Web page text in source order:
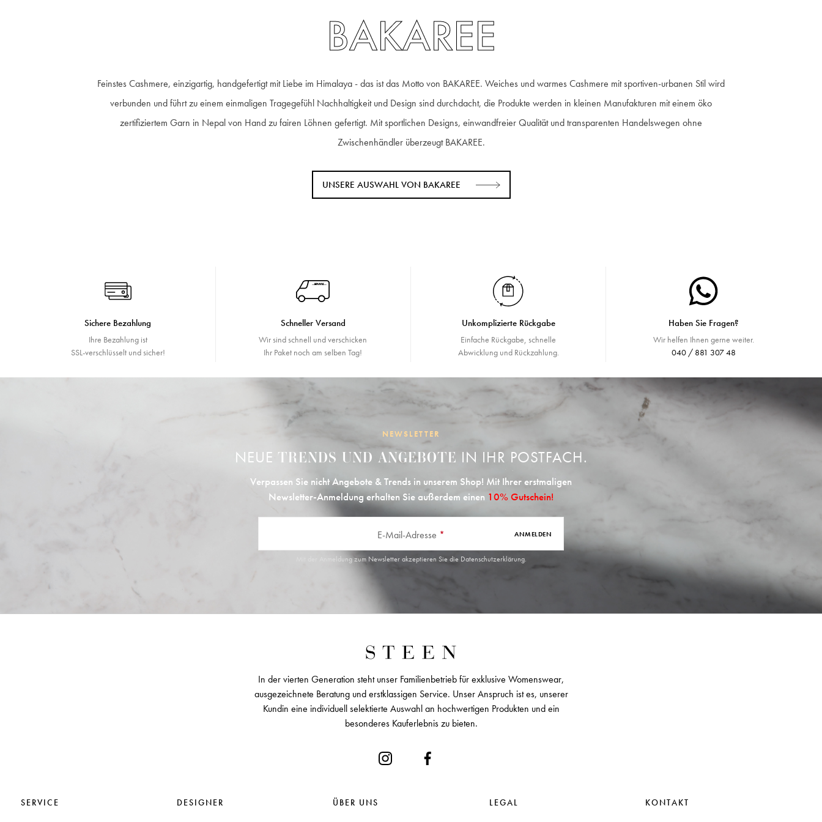
BAKAREE
Feinstes Cashmere, einzigartig, handgefertigt mit Liebe im Himalaya - das ist das Motto von BAKAREE. Weiches und warmes Cashmere mit sportiven-urbanen Stil wird
verbunden und führt zu einem einmaligen Tragegefühl Nachhaltigkeit und Design sind durchdacht, die Produkte werden in kleinen Manufakturen mit einem öko
zertifiziertem Garn in Nepal von Hand zu fairen Löhnen gefertigt. Mit sportlichen Designs, einwandfreier Qualität und transparenten Handelswegen ohne
Zwischenhändler überzeugt BAKAREE.
UNSERE AUSWAHL VON BAKAREE
Sichere Bezahlung
Ihre Bezahlung ist
SSL-verschlüsselt und sicher!
Schneller Versand
Wir sind schnell und verschicken
Ihr Paket noch am selben Tag!
Unkomplizierte Rückgabe
Einfache Rückgabe, schnelle
Abwicklung und Rückzahlung.
Haben Sie Fragen?
Wir helfen Ihnen gerne weiter.
040 / 881 307 48
NEWSLETTER
NEUE TRENDS UND ANGEBOTE IN IHR POSTFACH.
Verpassen Sie nicht Angebote & Trends in unserem Shop! Mit Ihrer erstmaligen
Newsletter-Anmeldung erhalten Sie außerdem einen 10% Gutschein!
E-Mail-Adresse * ANMELDEN
Mit der Anmeldung zum Newsletter akzeptieren Sie die Datenschutzerklärung.
In der vierten Generation steht unser Familienbetrieb für exklusive Womenswear,
ausgezeichnete Beratung und erstklassigen Service. Unser Anspruch ist es, unserer
Kundin eine individuell selektierte Auswahl an hochwertigen Produkten und ein
besonderes Kauferlebnis zu bieten.
SERVICE DESIGNER ÜBER UNS LEGAL KONTAKT